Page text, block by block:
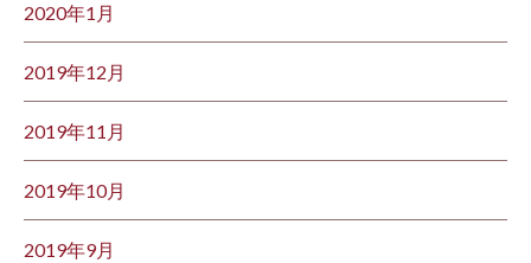
2020年1月
2019年12月
2019年11月
2019年10月
2019年9月